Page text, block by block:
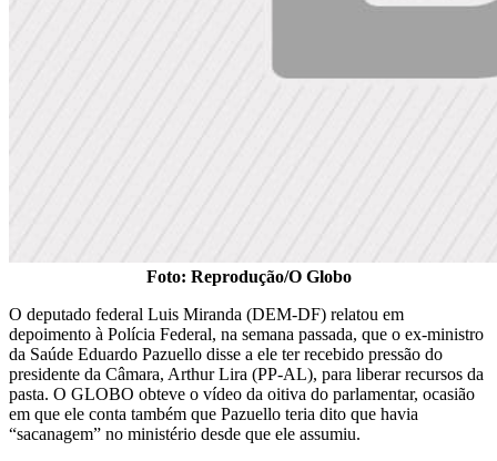
Foto: Reprodução/O Globo
O deputado federal Luis Miranda (DEM-DF) relatou em
depoimento à Polícia Federal, na semana passada, que o ex-ministro
da Saúde Eduardo Pazuello disse a ele ter recebido pressão do
presidente da Câmara, Arthur Lira (PP-AL), para liberar recursos da
pasta. O GLOBO obteve o vídeo da oitiva do parlamentar, ocasião
em que ele conta também que Pazuello teria dito que havia
“sacanagem” no ministério desde que ele assumiu.